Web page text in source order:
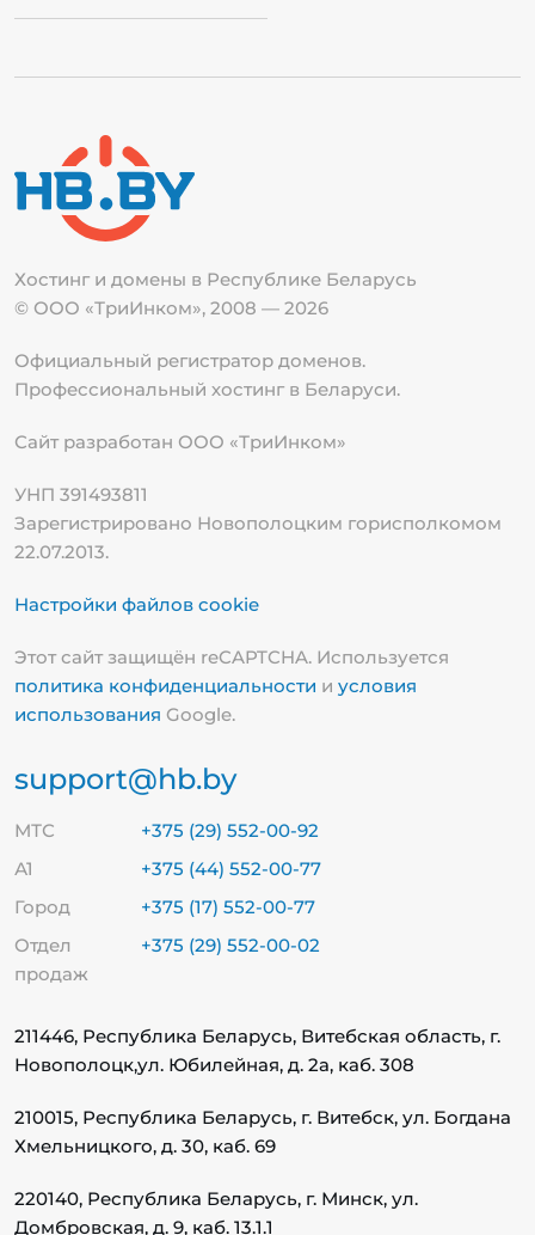
Хостинг и домены в Республике Беларусь
© ООО «ТриИнком», 2008 — 2026
Официальный регистратор доменов.
Профессиональный хостинг в Беларуси.
Сайт разработан ООО «ТриИнком»
УНП 391493811
Зарегистрировано Новополоцким горисполкомом
22.07.2013.
Настройки файлов cookie
Этот сайт защищён reCAPTCHA. Используется
политика конфиденциальности и условия
использования Google.
support@hb.by
МТС
+375 (29) 552-00-92
А1
+375 (44) 552-00-77
Город
+375 (17) 552-00-77
Отдел
продаж
+375 (29) 552-00-02
211446, Республика Беларусь, Витебская область, г.
Новополоцк,ул. Юбилейная, д. 2а, каб. 308
210015, Республика Беларусь, г. Витебск, ул. Богдана
Хмельницкого, д. 30, каб. 69
220140, Республика Беларусь, г. Минск, ул.
Домбровская, д. 9, каб. 13.1.1